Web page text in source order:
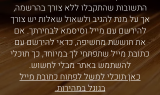
התשובות שהתקבלו ללא צורך בהרשמה,
אך על מנת להגיב ולשאול שאלות יש צורך
להירשם עם מייל וסיסמא לבחירתך. אם
את חוששת מחשיפה, כדאי להירשם עם
כתובת מייל שתפתחי לך במיוחד, כך תוכלי
להשתמש באתר מבלי לחשוש.
כאן תוכלי למשל לפתוח כתובת מייל
בגוגל במהירות.